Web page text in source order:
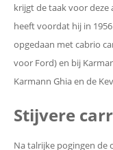
krijgt de taak voor
heeft voordat hij in
opgedaan met cabrio
voor Ford) en bij
Karmann Ghia en de
Stijvere
Na talrijke pogingen de